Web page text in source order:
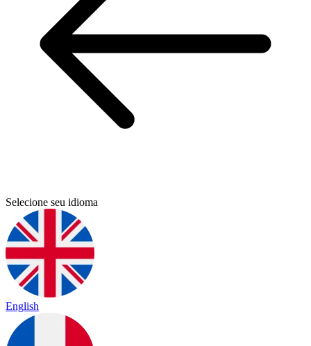
Selecione seu idioma
English